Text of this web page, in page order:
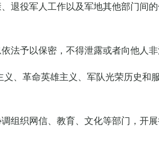
退役军人工作以及军地其他部门间
法予以保密，不得泄露或者向他人非
、革命英雄主义、军队光荣历史和
组织网信、教育、文化等部门，开